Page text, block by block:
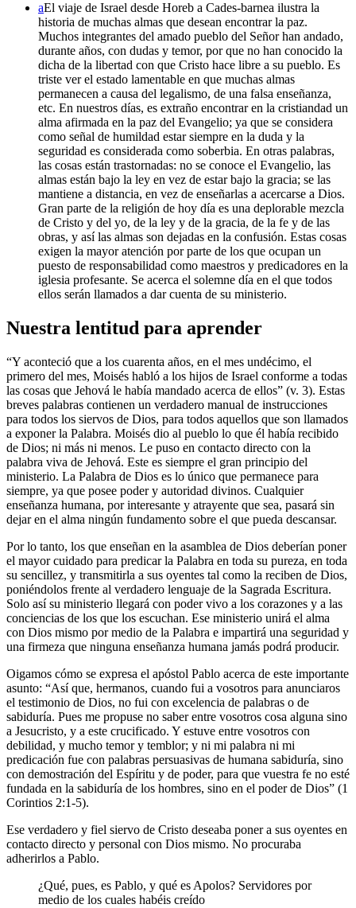
aEl viaje de Israel desde Horeb a Cades-barnea ilustra la
historia de muchas almas que desean encontrar la paz.
Muchos integrantes del amado pueblo del Señor han andado,
durante años, con dudas y temor, por que no han conocido la
dicha de la libertad con que Cristo hace libre a su pueblo. Es
triste ver el estado lamentable en que muchas almas
permanecen a causa del legalismo, de una falsa enseñanza,
etc. En nuestros días, es extraño encontrar en la cristiandad un
alma afirmada en la paz del Evangelio; ya que se considera
como señal de humildad estar siempre en la duda y la
seguridad es considerada como soberbia. En otras palabras,
las cosas están trastornadas: no se conoce el Evangelio, las
almas están bajo la ley en vez de estar bajo la gracia; se las
mantiene a distancia, en vez de enseñarlas a acercarse a Dios.
Gran parte de la religión de hoy día es una deplorable mezcla
de Cristo y del yo, de la ley y de la gracia, de la fe y de las
obras, y así las almas son dejadas en la confusión. Estas cosas
exigen la mayor atención por parte de los que ocupan un
puesto de responsabilidad como maestros y predicadores en la
iglesia profesante. Se acerca el solemne día en el que todos
ellos serán llamados a dar cuenta de su ministerio.
Nuestra lentitud para aprender
“Y aconteció que a los cuarenta años, en el mes undécimo, el
primero del mes, Moisés habló a los hijos de Israel conforme a todas
las cosas que Jehová le había mandado acerca de ellos” (v. 3). Estas
breves palabras contienen un verdadero manual de instrucciones
para todos los siervos de Dios, para todos aquellos que son llamados
a exponer la Palabra. Moisés dio al pueblo lo que él había recibido
de Dios; ni más ni menos. Le puso en contacto directo con la
palabra viva de Jehová. Este es siempre el gran principio del
ministerio. La Palabra de Dios es lo único que permanece para
siempre, ya que posee poder y autoridad divinos. Cualquier
enseñanza humana, por interesante y atrayente que sea, pasará sin
dejar en el alma ningún fundamento sobre el que pueda descansar.
Por lo tanto, los que enseñan en la asamblea de Dios deberían poner
el mayor cuidado para predicar la Palabra en toda su pureza, en toda
su sencillez, y transmitirla a sus oyentes tal como la reciben de Dios,
poniéndolos frente al verdadero lenguaje de la Sagrada Escritura.
Solo así su ministerio llegará con poder vivo a los corazones y a las
conciencias de los que los escuchan. Ese ministerio unirá el alma
con Dios mismo por medio de la Palabra e impartirá una seguridad y
una firmeza que ninguna enseñanza humana jamás podrá producir.
Oigamos cómo se expresa el apóstol Pablo acerca de este importante
asunto: “Así que, hermanos, cuando fui a vosotros para anunciaros
el testimonio de Dios, no fui con excelencia de palabras o de
sabiduría. Pues me propuse no saber entre vosotros cosa alguna sino
a Jesucristo, y a este crucificado. Y estuve entre vosotros con
debilidad, y mucho temor y temblor; y ni mi palabra ni mi
predicación fue con palabras persuasivas de humana sabiduría, sino
con demostración del Espíritu y de poder, para que vuestra fe no esté
fundada en la sabiduría de los hombres, sino en el poder de Dios” (1
Corintios 2:1-5).
Ese verdadero y fiel siervo de Cristo deseaba poner a sus oyentes en
contacto directo y personal con Dios mismo. No procuraba
adherirlos a Pablo.
¿Qué, pues, es Pablo, y qué es Apolos? Servidores por
medio de los cuales habéis creído